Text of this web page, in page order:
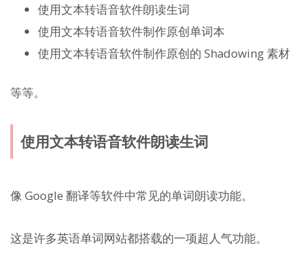
使用文本转语音软件朗读生词
使用文本转语音软件制作原创单词本
使用文本转语音软件制作原创的 Shadowing 素材
等等。
使用文本转语音软件朗读生词
像 Google 翻译等软件中常见的单词朗读功能。
这是许多英语单词网站都搭载的一项超人气功能。